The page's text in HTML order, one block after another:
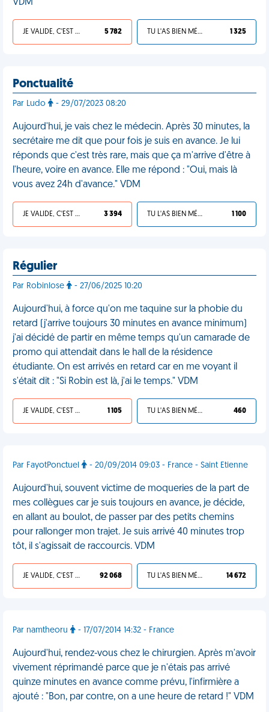
VDM
JE VALIDE, C'EST UNE VDM 5 782 TU L'AS BIEN MÉRITÉ 1 325
Ponctualité
Par Ludo - 29/07/2023 08:20
Aujourd'hui, je vais chez le médecin. Après 30 minutes, la
secrétaire me dit que pour fois je suis en avance. Je lui
réponds que c'est très rare, mais que ça m'arrive d'être à
l'heure, voire en avance. Elle me répond : "Oui, mais là
vous avez 24h d'avance." VDM
JE VALIDE, C'EST UNE VDM 3 394 TU L'AS BIEN MÉRITÉ 1 100
Régulier
Par Robinlose - 27/06/2025 10:20
Aujourd'hui, à force qu'on me taquine sur la phobie du
retard (j'arrive toujours 30 minutes en avance minimum)
j'ai décidé de partir en même temps qu'un camarade de
promo qui attendait dans le hall de la résidence
étudiante. On est arrivés en retard car en me voyant il
s'était dit : "Si Robin est là, j'ai le temps." VDM
JE VALIDE, C'EST UNE VDM 1 105 TU L'AS BIEN MÉRITÉ 460
Par FayotPonctuel - 20/09/2014 09:03 - France - Saint Etienne
Aujourd'hui, souvent victime de moqueries de la part de
mes collègues car je suis toujours en avance, je décide,
en allant au boulot, de passer par des petits chemins
pour rallonger mon trajet. Je suis arrivé 40 minutes trop
tôt, il s'agissait de raccourcis. VDM
JE VALIDE, C'EST UNE VDM 92 068 TU L'AS BIEN MÉRITÉ 14 672
Par namtheoru - 17/07/2014 14:32 - France
Aujourd'hui, rendez-vous chez le chirurgien. Après m'avoir
vivement réprimandé parce que je n'étais pas arrivé
quinze minutes en avance comme prévu, l'infirmière a
ajouté : "Bon, par contre, on a une heure de retard !" VDM